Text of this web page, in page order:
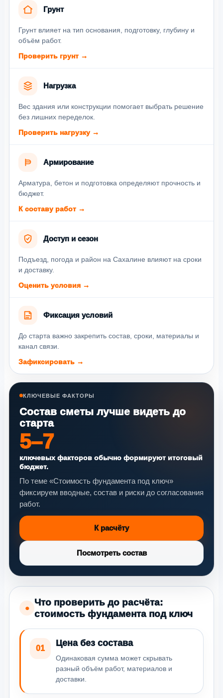
Грунт
Грунт влияет на тип основания, подготовку, глубину и
объём работ.
Проверить грунт →
Нагрузка
Вес здания или конструкции помогает выбрать решение
без лишних переделок.
Проверить нагрузку →
Армирование
Арматура, бетон и подготовка определяют прочность и
бюджет.
К составу работ →
Доступ и сезон
Подъезд, погода и район на Сахалине влияют на сроки
и доставку.
Оценить условия →
Фиксация условий
До старта важно закрепить состав, сроки, материалы и
канал связи.
Зафиксировать →
КЛЮЧЕВЫЕ ФАКТОРЫ
Состав сметы лучше видеть до
старта
5–7
ключевых факторов обычно формируют итоговый
бюджет.
По теме «Стоимость фундамента под ключ»
фиксируем вводные, состав и риски до согласования
работ.
К расчёту
Посмотреть состав
●
Что проверить до расчёта:
стоимость фундамента под ключ
01
Цена без состава
Одинаковая сумма может скрывать
разный объём работ, материалов и
доставки.